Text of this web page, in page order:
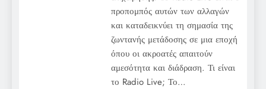
προπομπός αυτών των αλλαγών
και καταδεικνύει τη σημασία της
ζωντανής μετάδοσης σε μια εποχή
όπου οι ακροατές απαιτούν
αμεσότητα και διάδραση. Τι είναι
το Radio Live; Το…